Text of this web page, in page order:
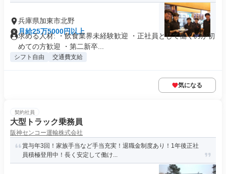
兵庫県加東市北野
月給25万5000円以上
求める人材: ・飲食業界未経験歓迎 ・正社員として働くのが初
めての方歓迎 ・第二新卒...
シフト自由 交通費支給
気になる
契約社員
大型トラック乗務員
阪神センコー運輸株式会社
賞与年3回！家族手当など手当充実！退職金制度あり！1年後正社
員積極登用中！長く安定して働け...